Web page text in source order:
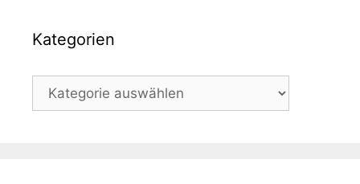
Kategorien
Kategorien